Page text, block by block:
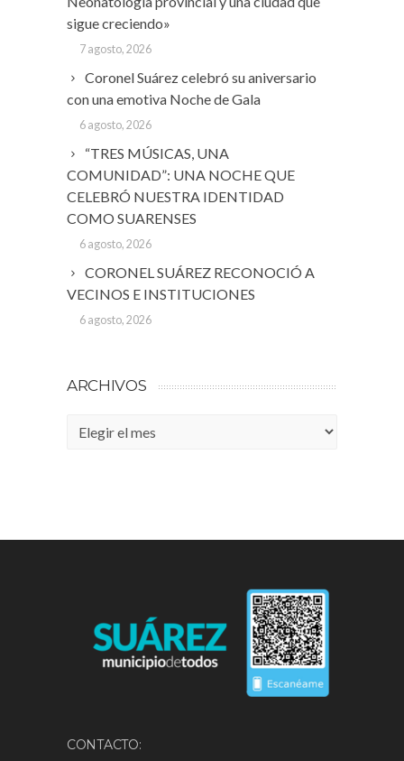
sigue creciendo»
7 agosto, 2026
Coronel Suárez celebró su aniversario
con una emotiva Noche de Gala
6 agosto, 2026
“TRES MÚSICAS, UNA
COMUNIDAD”: UNA NOCHE QUE
CELEBRÓ NUESTRA IDENTIDAD
COMO SUARENSES
6 agosto, 2026
CORONEL SUÁREZ RECONOCIÓ A
VECINOS E INSTITUCIONES
6 agosto, 2026
ARCHIVOS
Archivos
CONTACTO: